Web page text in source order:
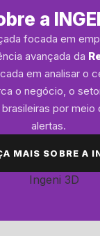
a
focada em
avançada da
em analisar o
o negócio, o
por meio
alertas.
MAIS SOBRE A